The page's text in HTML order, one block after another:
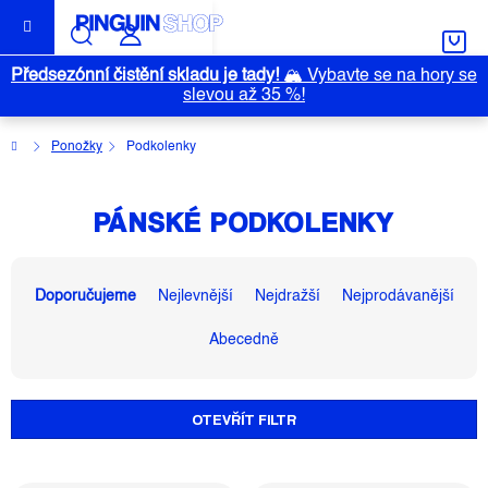
obsah
Předsezónní čistění skladu je tady!🏔️ Vybavte se na hory se
slevou až 35 %!
DomůPonožky Podkolenky
PÁNSKÉ PODKOLENKY
Í
P
Doporučujeme Nejlevnější Nejdražší Nejprodávanější
Abecedně
OTEVŘÍT FILTR